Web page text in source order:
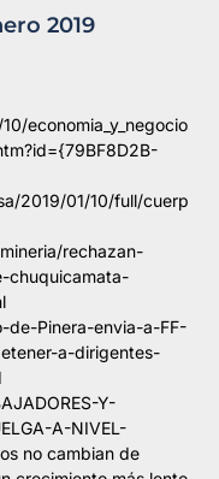
2019
economia_y_negocios/
2019/01/10/full/cuerpo-
rechazan-
chuquicamata-
de-Pinera-envia-a-FF-
a-dirigentes-
Y-
A-NIVEL-
no cambian de